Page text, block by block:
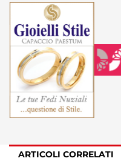
ARTICOLI CORRELATI